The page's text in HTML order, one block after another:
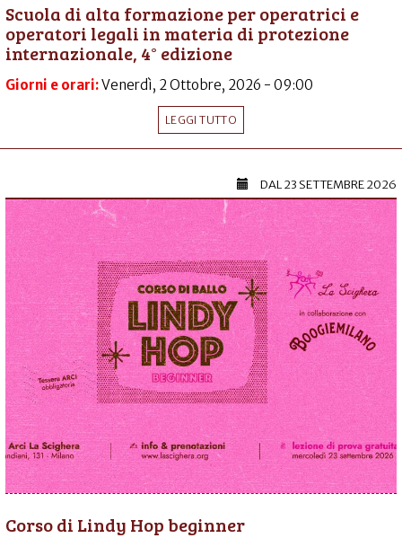
Scuola di alta formazione per operatrici e
operatori legali in materia di protezione
internazionale, 4° edizione
Giorni e orari:Venerdì, 2 Ottobre, 2026 - 09:00
LEGGI TUTTO
DAL23 SETTEMBRE 2026
Corso di Lindy Hop beginner